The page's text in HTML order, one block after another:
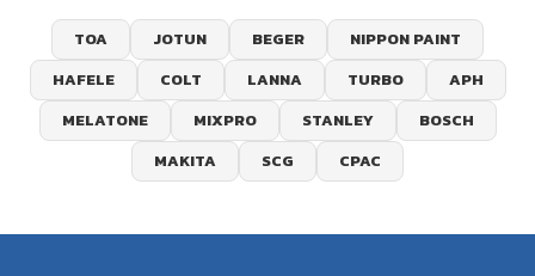
TOA JOTUN BEGER
NIPPON PAINT
HAFELE
COLT LANNA TURBO
APH
MELATONE
MIXPRO STANLEY
BOSCH
MAKITA
SCG CPAC